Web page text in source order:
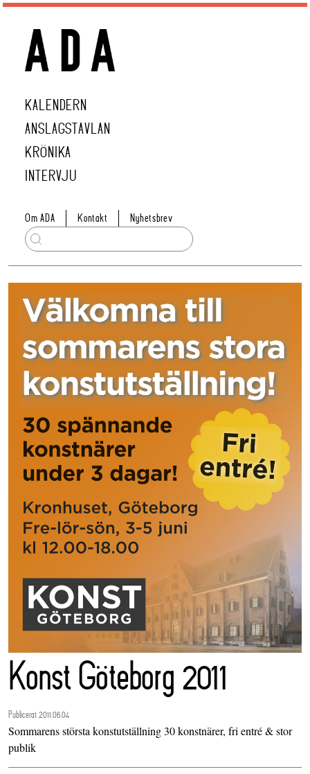
KALENDERN
ANSLAGSTAVLAN
KRÖNIKA
INTERVJU
Om ADA Kontakt Nyhetsbrev
Konst Göteborg 2011
Publicerat 2011.06.04
Sommarens största konstutställning 30 konstnärer, fri entré & stor
publik